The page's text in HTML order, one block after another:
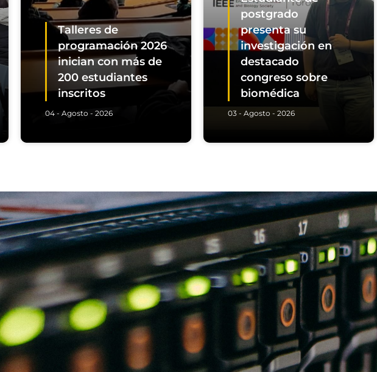
Talleres de
programación 2026
inician con más de
200 estudiantes
inscritos
04 - Agosto - 2026
postgrado
presenta su
investigación en
destacado
congreso sobre
biomédica
03 - Agosto - 2026